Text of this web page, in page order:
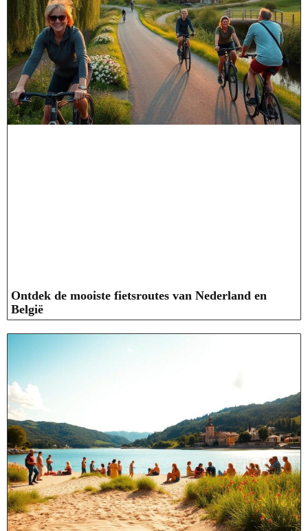
Ontdek de mooiste fietsroutes van Nederland en
België